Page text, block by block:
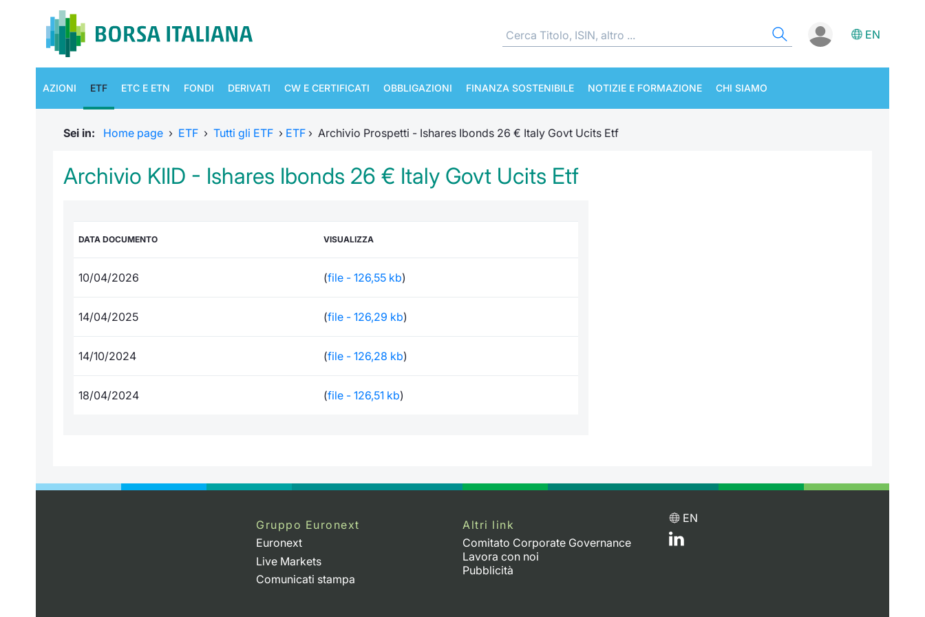
EN
AZIONI ETF ETC E ETN FONDI DERIVATI CW E CERTIFICATI OBBLIGAZIONI FINANZA SOSTENIBILE NOTIZIE E FORMAZIONE CHI SIAMO
Sei in: Home page › ETF › Tutti gli ETF › ETF › Archivio Prospetti - Ishares Ibonds 26 € Italy Govt Ucits Etf
Archivio KIID - Ishares Ibonds 26 € Italy Govt Ucits Etf
DATA DOCUMENTO VISUALIZZA
10/04/2026 (file - 126,55 kb)
14/04/2025 (file - 126,29 kb)
14/10/2024 (file - 126,28 kb)
18/04/2024 (file - 126,51 kb)
Gruppo Euronext
Euronext
Live Markets
Comunicati stampa
Altri link
Comitato Corporate Governance
Lavora con noi
Pubblicità
EN